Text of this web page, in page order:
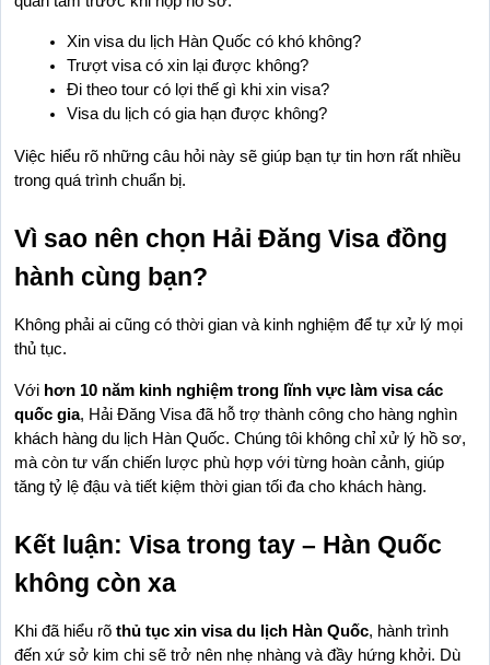
Xin visa du lịch Hàn Quốc có khó không?
Trượt visa có xin lại được không?
Đi theo tour có lợi thế gì khi xin visa?
Visa du lịch có gia hạn được không?
Việc hiểu rõ những câu hỏi này sẽ giúp bạn tự tin hơn rất nhiều
trong quá trình chuẩn bị.
Vì sao nên chọn Hải Đăng Visa đồng
hành cùng bạn?
Không phải ai cũng có thời gian và kinh nghiệm để tự xử lý mọi
thủ tục.
Với hơn 10 năm kinh nghiệm trong lĩnh vực làm visa các
quốc gia, Hải Đăng Visa đã hỗ trợ thành công cho hàng nghìn
khách hàng du lịch Hàn Quốc. Chúng tôi không chỉ xử lý hồ sơ,
mà còn tư vấn chiến lược phù hợp với từng hoàn cảnh, giúp
tăng tỷ lệ đậu và tiết kiệm thời gian tối đa cho khách hàng.
Kết luận: Visa trong tay – Hàn Quốc
không còn xa
Khi đã hiểu rõ thủ tục xin visa du lịch Hàn Quốc, hành trình
đến xứ sở kim chi sẽ trở nên nhẹ nhàng và đầy hứng khởi. Dù